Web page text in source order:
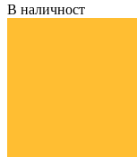
В наличност